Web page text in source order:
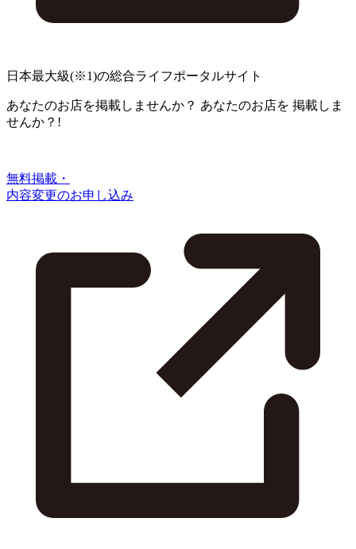
日本最大級(※1)の総合ライフポータルサイト
あなたのお店を掲載しませんか？ あなたのお店を 掲載しま
せんか？!
無料掲載・
内容変更のお申し込み